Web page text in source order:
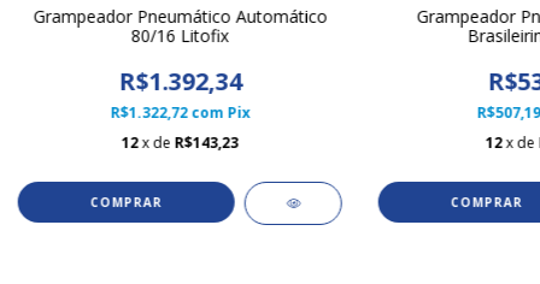
Grampeador Pneumático Automático
80/16 Litofix
R$1.392,34
R$1.322,72com Pix
12x de R$143,23
Grampeador
12x de